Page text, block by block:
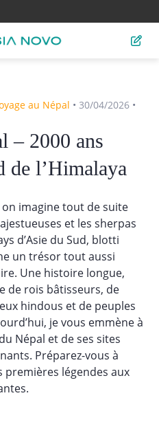
au Népal • 30/04/2026 •
– 2000 ans
de l’Himalaya
imagine tout de suite
et les sherpas
d’Asie du Sud, blotti
un trésor tout aussi
Une histoire longue,
de rois bâtisseurs, de
hindous et de peuples
je vous emmène à
Népal et de ses sites
Préparez-vous à
premières légendes aux